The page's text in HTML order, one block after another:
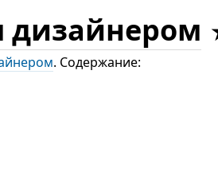
дизайнером
. Содержание: